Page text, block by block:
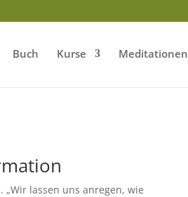
Buch Kurse Meditationen
„Wir lassen uns anregen, wie